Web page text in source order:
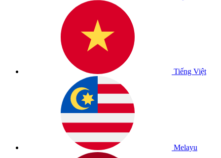
Tiếng Việt
Melayu